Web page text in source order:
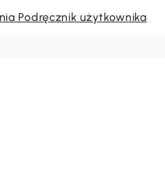
Podręcznik użytkownika